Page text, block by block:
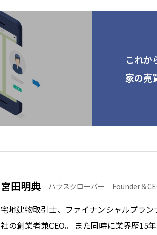
これか
家の売
宮田明典 ハウスクローバー Founder＆
宅地建物取引士、ファイナンシャルプラ
社の創業者兼CEO。 また同時に業界歴15